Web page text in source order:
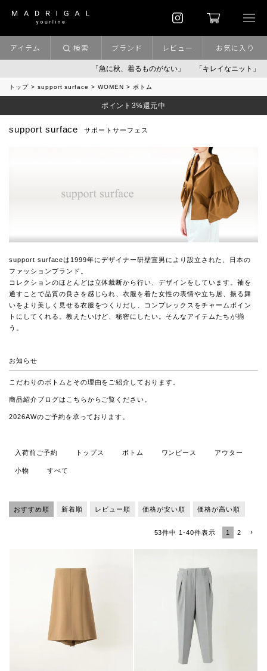
「急に秋、着るものがない」 「キレイなニット」 ポイン
アイテム 検索 ブランド レビュー お気に入り
トップ support surface WOMEN ボトム
ポイント3%還元中
support surface サポートサーフェス
support surfaceは1999年にデザイナー研壁宣男により設立された、日本の
ファッションブランド。
コレクションのほとんどは立体裁断から行い、デザインをしています。袖を
通すことで品質の良さを感じられ、衣服を着た女性の表情や立ち居、振る舞
いをより美しく見せる衣服をつくりだし、コンプレックスをチャームポイン
トにしてくれる。教えたいけど、秘密にしたい。そんなアイテムたちが揃
う。
お知らせ
こだわりのボトムとその理由をご紹介しております。
商品紹介ブログは こちらからご覧ください。
2026AWのご予約を承っております。
入荷前ご予約 トップス ボトム ワンピース アウター
小物 すべて
おすすめ順 新着順 レビュー順 価格が安い順 価格が高い順
53件中 1-40件表示 1 2